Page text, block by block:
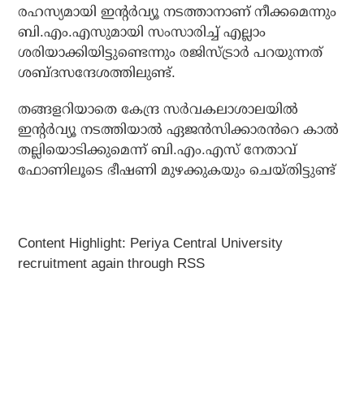
രഹസ്യമായി ഇന്റർവ്യൂ നടത്താനാണ് നീക്കമെന്നും
ബി.എം.എസുമായി സംസാരിച്ച് എല്ലാം
ശരിയാക്കിയിട്ടുണ്ടെന്നും രജിസ്ട്രാർ പറയുന്നത്
ശബ്ദസന്ദേശത്തിലുണ്ട്.
തങ്ങളറിയാതെ കേന്ദ്ര സർവകലാശാലയിൽ
ഇന്റർവ്യൂ നടത്തിയാൽ ഏജൻസിക്കാരൻറെ കാൽ
തല്ലിയൊടിക്കുമെന്ന് ബി.എം.എസ് നേതാവ്
ഫോണിലൂടെ ഭീഷണി മുഴക്കുകയും ചെയ്‌തിട്ടുണ്ട്
Content Highlight: Periya Central University
recruitment again through RSS